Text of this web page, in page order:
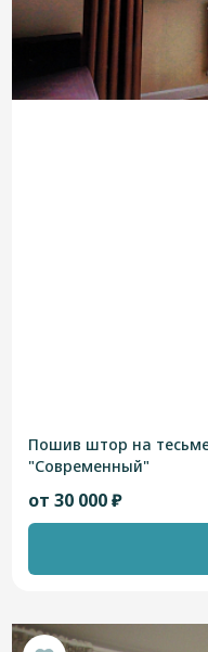
Пошив штор на
"Современный"
от 30 000 ₽